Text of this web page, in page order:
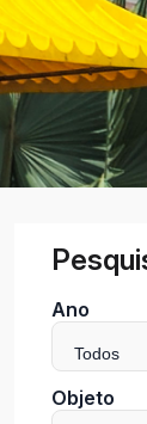
Ano
Todos
Objeto